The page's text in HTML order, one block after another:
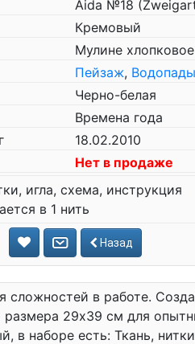
Aida №18
Кремовый
Мулине
Пейзаж, Водопады
Черно-белая
Времена года
18.02.2010
Нет в продаже
игла, схема, инструкция
в 1 нить
Назад
сложностей в работе.
29x39 см для
в наборе есть: Ткань,